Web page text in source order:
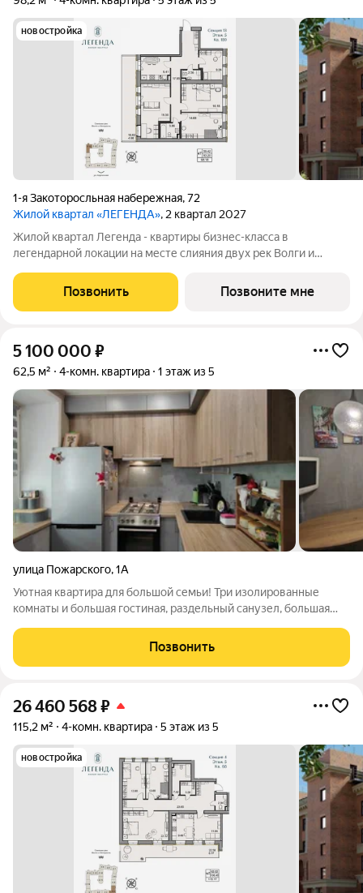
новостройка
1-я Закоторосльная набережная,72
Жилой квартал «ЛЕГЕНДА», 2 квартал 2027
Жилой квартал Легенда - квартиры бизнес-класса в
легендарной локации на месте слияния двух рек Волги и
граничит с природным парком на
Позвонить Позвоните мне
5 100 000 ₽
62,5 м² 4-комн. квартира 1 этаж из 5
улица Пожарского,1А
Уютная квартира для большой семьи! Три изолированные
комнаты и большая гостиная, раздельный санузел, большая
качественный ремонт, окна пластиковые, санузел в кафеле,
натяжные потолки. Тихий двор и
Позвонить
26 460 568₽
115,2 м² 4-комн. квартира 5 этаж из 5
новостройка